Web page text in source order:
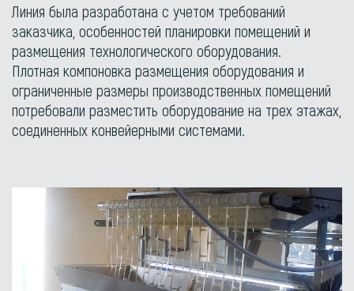
Линия была разработана с учетом требований
заказчика, особенностей планировки помещений и
размещения технологического оборудования.
Плотная компоновка размещения оборудования и
ограниченные размеры производственных помещений
потребовали разместить оборудование на трех этажах,
соединенных конвейерными системами.